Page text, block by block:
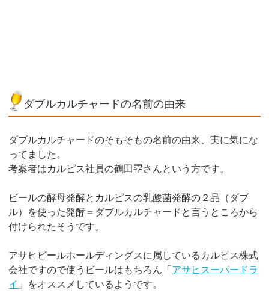
ダブルカルチャードの名前の由来
ダブルカルチャードのそもそもの名前の由来、実に気にな
ってました。
考案者はカルピス社員の鶴田塁さんという方です。
ビールの酵母発酵とカルピスの乳酸菌発酵の２品（ダブ
ル）を使った発酵＝ダブルカルチャードと言うところから
付けられたそうです。
アサヒビールホールディングスに属しているカルピス株式
会社ですので使うビールはもちろん「 アサヒスーパードラ
イ 」をオススメしているようです。